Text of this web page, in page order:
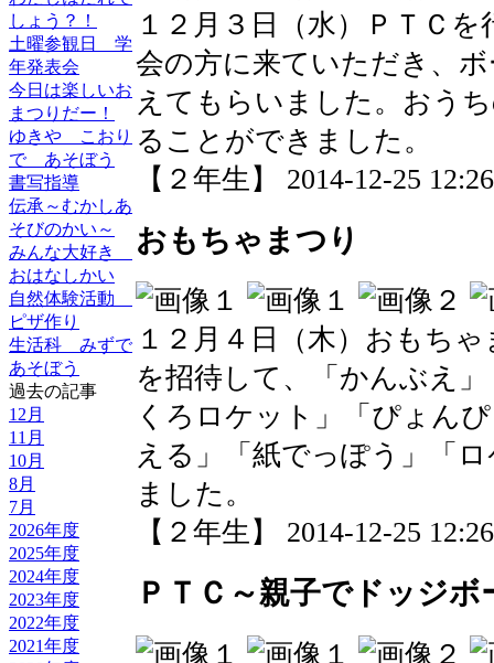
しょう？！
土曜参観日 学
年発表会
今日は楽しいお
まつりだー！
ゆきや こおり
で あそぼう
書写指導
伝承～むかしあ
そびのかい～
みんな大好き
おはなしかい
自然体験活動
ピザ作り
生活科 みずで
あそぼう
過去の記事
12月
11月
10月
8月
7月
2026年度
2025年度
2024年度
2023年度
2022年度
2021年度
１２月３日（水）ＰＴＣ
会の方に来ていただき、
えてもらいました。おう
ることができました。
【２年生】 2014-12-25
おもちゃまつり
１２月４日（木）おもち
を招待して、「かんぶえ
くろロケット」「ぴょん
える」「紙でっぽう」「
ました。
【２年生】 2014-12-25
ＰＴＣ～親子でドッジボ